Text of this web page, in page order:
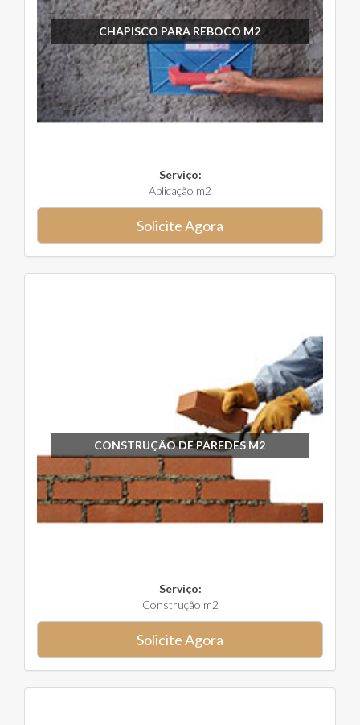
CHAPISCO PARA REBOCO M2
Serviço:
Aplicação m2
Solicite Agora
CONSTRUÇÃO DE PAREDES M2
Serviço:
Construção m2
Solicite Agora